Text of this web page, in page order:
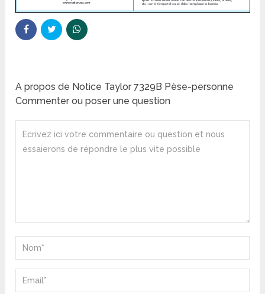
A propos de Notice Taylor 7329B Pèse-personne
Commenter ou poser une question